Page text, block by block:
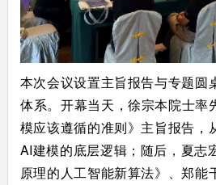
本次会议设置主旨报告与专题圆
体系。开幕当天，徐宗本院士率
模应该遵循的准则》主旨报告，
AI建模的底层逻辑；随后，夏志
原理的人工智能新算法》、郑能